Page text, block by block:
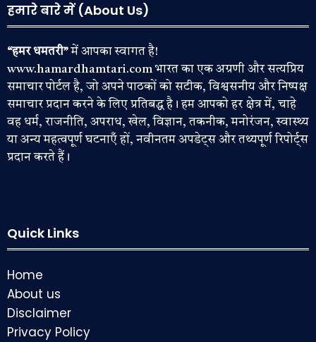
हमारे बारे में (About Us)
“हमर धमतरी”में आपका स्वागत है!
www.hamardhamtari.com भारत का एक अग्रणी और सत्यप्रिय
समाचार पोर्टल है, जो अपने पाठकों को सटीक, विश्वसनीय और निष्पक्ष
समाचार प्रदान करने के लिए प्रतिबद्ध है। हम आपको हर क्षेत्र में, चाहे
वह धर्म, राजनीति, अपराध, खेल, विज्ञान, तकनीक, मनोरंजन, स्वास्थ्य
या अन्य महत्वपूर्ण घटनाएँ हों, नवीनतम अपडेट्स और तथ्यपूर्ण रिपोर्ट्स
प्रदान करते हैं।
Quick Links
Home
About us
Disclaimer
Privacy Policy